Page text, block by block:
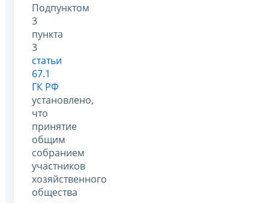
Подпунктом
3
пункта
3
статьи
67.1
ГК РФ
установлено,
что
принятие
общим
собранием
участников
хозяйственного
общества